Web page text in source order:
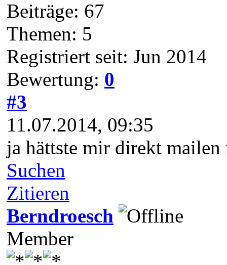
Beiträge: 67
Themen: 5
Registriert seit: Jun 2014
Bewertung: 0
#3
11.07.2014, 09:35
ja hättste mir direkt mailen
Suchen
Zitieren
Berndroesch
Member